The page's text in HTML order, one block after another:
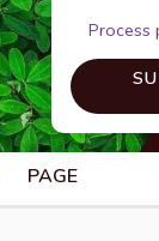
Process
PAGE